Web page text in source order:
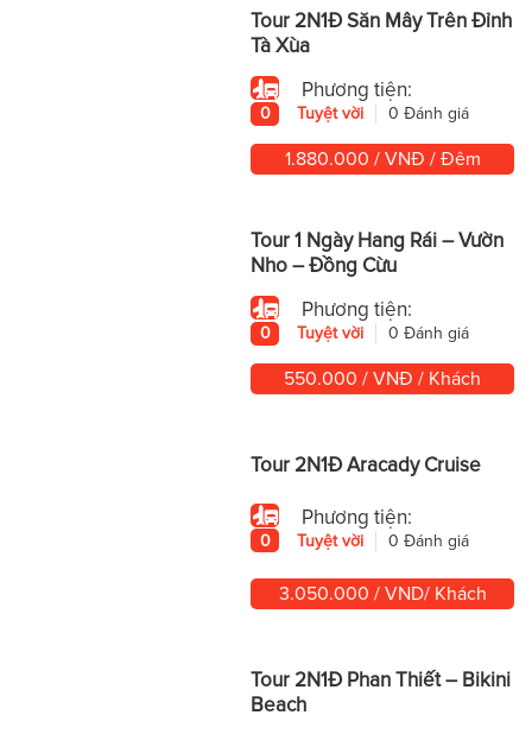
Tour 2N1Đ Săn Mây Trên Đỉnh
Tà Xùa
Phương tiện:
0 Tuyệt vời 0 Đánh giá
1.880.000 / VNĐ / Đêm
Tour 1 Ngày Hang Rái – Vườn
Nho – Đồng Cừu
Phương tiện:
0 Tuyệt vời 0 Đánh giá
550.000 / VNĐ / Khách
Tour 2N1Đ Aracady Cruise
Phương tiện:
0 Tuyệt vời 0 Đánh giá
3.050.000 / VND/ Khách
Tour 2N1Đ Phan Thiết – Bikini
Beach